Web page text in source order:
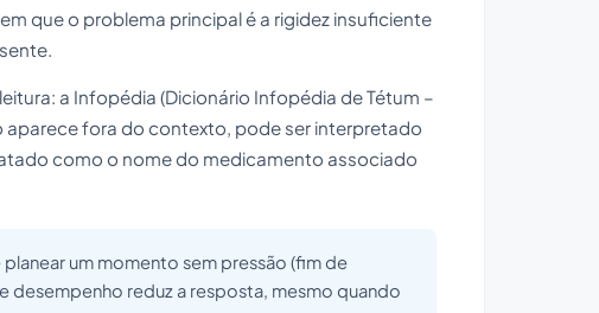
que o problema principal é a rigidez insuficiente
a Infopédia (Dicionário Infopédia de Tétum –
fora do contexto, pode ser interpretado
como o nome do medicamento associado
um momento sem pressão (fim de
desempenho reduz a resposta, mesmo quando